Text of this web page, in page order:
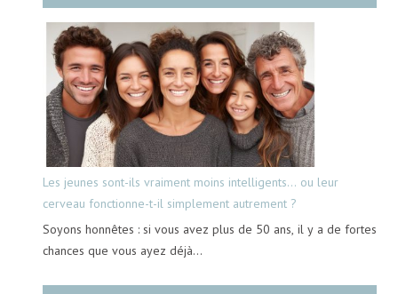
Les jeunes sont-ils vraiment moins intelligents… ou leur
cerveau fonctionne-t-il simplement autrement ?
Soyons honnêtes : si vous avez plus de 50 ans, il y a de fortes
chances que vous ayez déjà…